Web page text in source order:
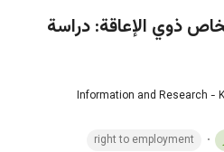
ذوي الإعاقة: دراسة
Information and Research -
right to employment